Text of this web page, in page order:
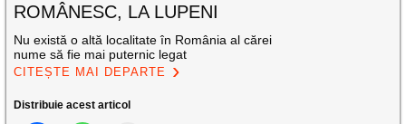
ROMÂNESC, LA LUPENI
Nu există o altă localitate în România al cărei
nume să fie mai puternic legat
CITEȘTE MAI DEPARTE
Distribuie acest articol